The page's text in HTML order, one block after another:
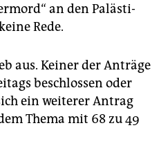
an den Pa­läs­ti­
Rede.
aus. Keiner der Anträge
beschlossen oder
ein weiterer Antrag
Thema mit 68 zu 49